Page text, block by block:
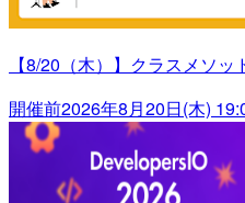
【8/20（木）】クラスメソ
開催前2026年8月20日(木)